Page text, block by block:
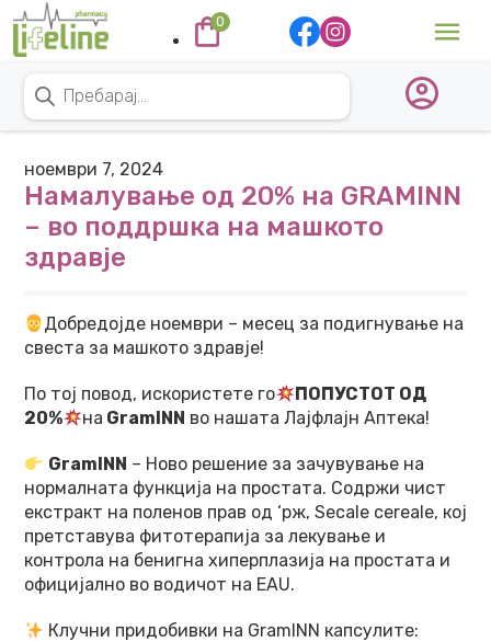
Skip to content
Main Navigation
0
ноември 7, 2024
Намалување од 20% на GRAMINN
– во поддршка на машкото
здравје
Добредојде ноември – месец за подигнување на
свеста за машкото здравје!
По тој повод, искористете го
ПОПУСТОТ ОД
20%
на GramINN во нашата Лајфлајн Аптека!
GramINN – Ново решение за зачувување на
нормалната функција на простата. Содржи чист
екстракт на поленов прав од ‘рж, Secale cereale, кој
претставува фитотерапија за лекување и
контрола на бенигна хиперплазија на простата и
официјално во водичот на EAU.
Клучни придобивки на GramINN капсулите: